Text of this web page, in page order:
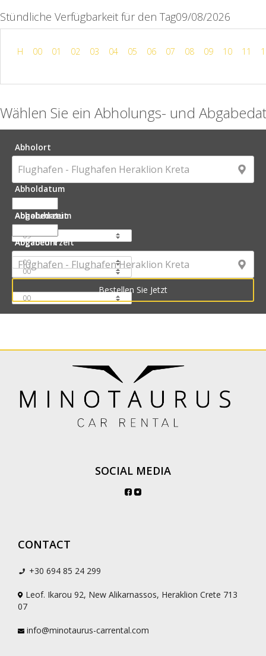
Stündliche Verfügbarkeit für den Tag09/08/2026
H 00 01 02 03 04 05 06 07 08 09 10 11
Wählen Sie ein Abholungs- und
Abholort
Abholdatum
Abholuhrzeit
:
Abgabedatum
Abgabeuhrzeit
:
Abgabeort
SOCIAL MEDIA
CONTACT
+30 694 85 24 299
Leof. Ikarou 92, New Alikarnassos, Heraklion Crete 713
07
info@minotaurus-carrental.com